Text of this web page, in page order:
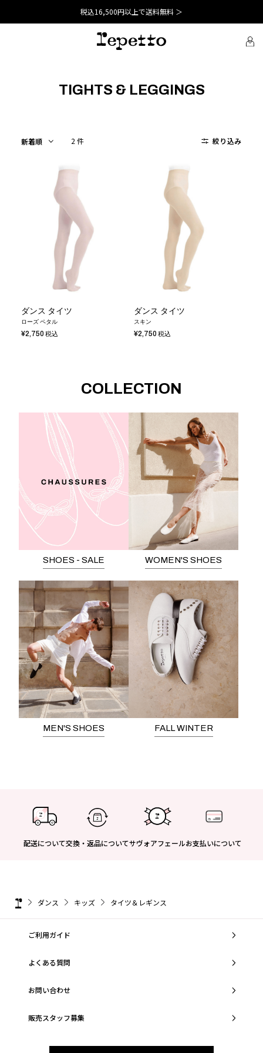
税込16,500円以上で送料無料 ＞
TIGHTS & LEGGINGS
2 件 絞り込み
ダンス タイツ
ローズ ペタル
¥2,750 税込
ダンス タイツ
スキン
¥2,750 税込
COLLECTION
SHOES - SALE WOMEN'S SHOES
MEN'S SHOES FALL WINTER
配送について交換・返品についてサヴォアフェールお支払いについて
ダンス キッズ タイツ＆レギンス
ご利用ガイド
よくある質問
お問い合わせ
販売スタッフ募集